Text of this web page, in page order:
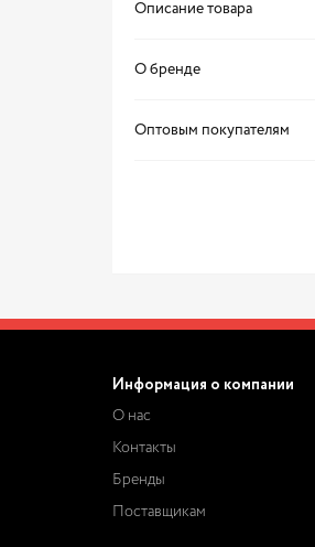
Описание товара
О бренде
Оптовым покупателям
Информация о компании
О нас
Контакты
Бренды
Поставщикам